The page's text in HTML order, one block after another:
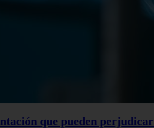
que pueden